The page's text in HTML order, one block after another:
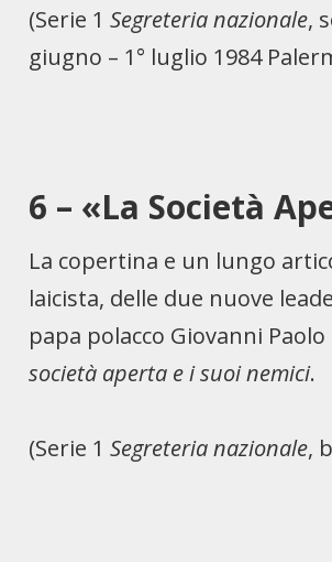
(Serie 1Segreteria nazionale,
giugno – 1° luglio 1984
6 – «La Società
La copertina e un lungo
laicista, delle due nuove
papa polacco Giovanni
società aperta e i suoi nemici.
(Serie 1Segreteria nazionale,